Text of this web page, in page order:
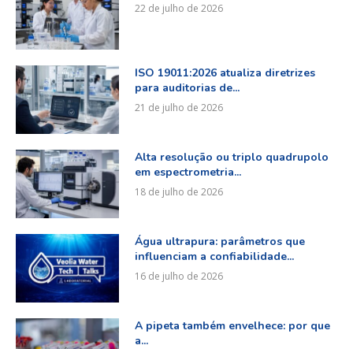
22 de julho de 2026
ISO 19011:2026 atualiza diretrizes
para auditorias de...
21 de julho de 2026
Alta resolução ou triplo quadrupolo
em espectrometria...
18 de julho de 2026
Água ultrapura: parâmetros que
influenciam a confiabilidade...
16 de julho de 2026
A pipeta também envelhece: por que
a...